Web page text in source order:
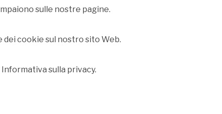
sulle nostre pagine.
cookie sul nostro sito Web.
sulla privacy.